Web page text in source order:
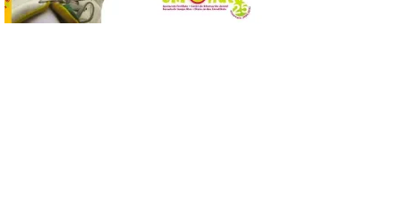
Patrimonio Nacional